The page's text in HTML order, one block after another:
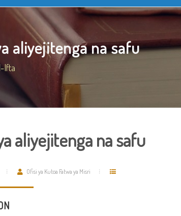
aliyejitenga na safu
Ifta
aliyejitenga na safu
Ofisi ya Kutoa Fatwa ya Misri